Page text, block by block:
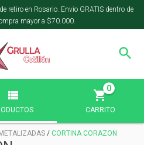
retiro en Rosario. Envio GRATIS dentro de
mayor a $70.000.
CARRITO
0
/ CORTINA CORAZON